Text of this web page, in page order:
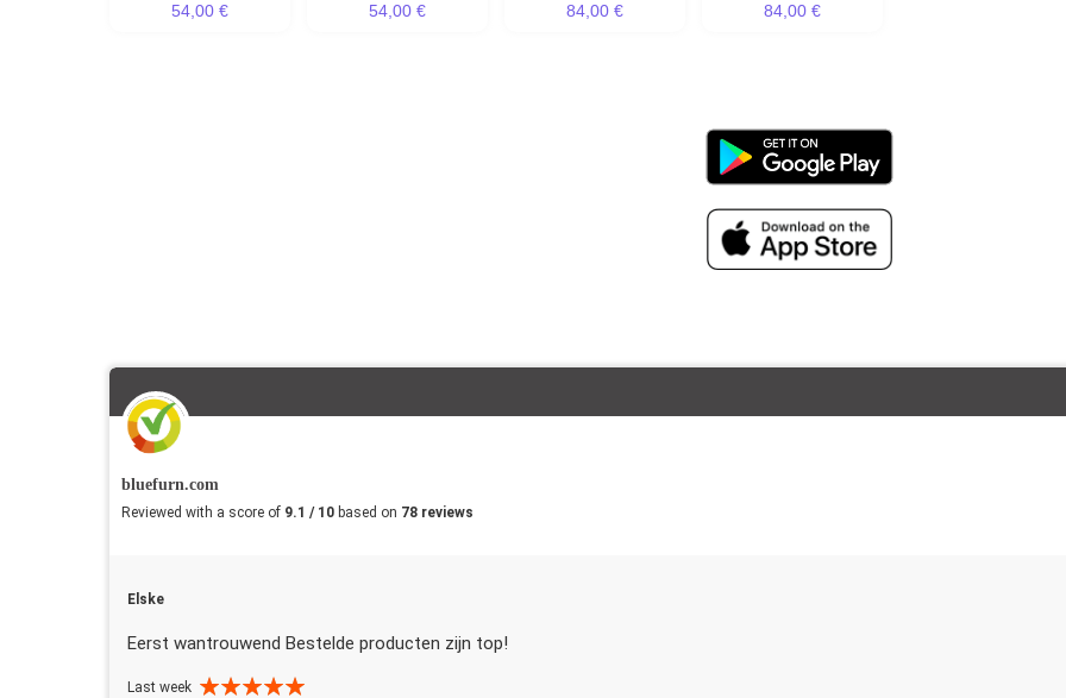
54,00 €
54,00 €
84,00 €
84,00 €
bluefurn.com
Reviewed with a score of 9.1 / 10 based on 78 reviews
Elske
Eerst wantrouwend Bestelde producten zijn top!
Last week